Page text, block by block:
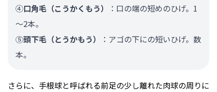
④口角毛（こうかくもう）
：口の端の短めのひげ。1
～2本。
⑤頭下毛（とうかもう）
：アゴの下にの短いひげ。数
本。
さらに、手根球と呼ばれる前足の少し離れた肉球の周りに